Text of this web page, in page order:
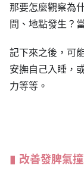
那要怎麼觀察為
間、地點發生？
記下來之後，可
安撫自己入睡，
力等等。
改善發脾氣